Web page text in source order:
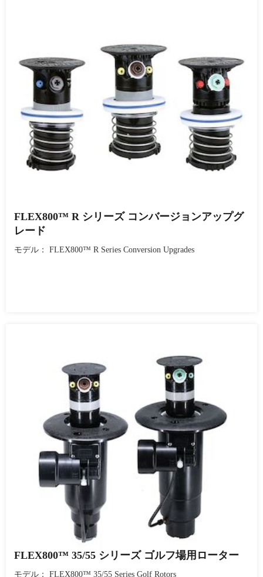
FLEX800™ R シリーズ コンバージョンアップグ
レード
モデル： FLEX800™ R Series Conversion Upgrades
FLEX800™ 35/55 シリーズ ゴルフ場用ローター
モデル： FLEX800™ 35/55 Series Golf Rotors